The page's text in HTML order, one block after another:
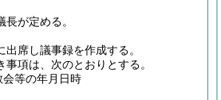
が定める。
出席し議事録を作成する。
項は、次のとおりとする。
等の年月日時